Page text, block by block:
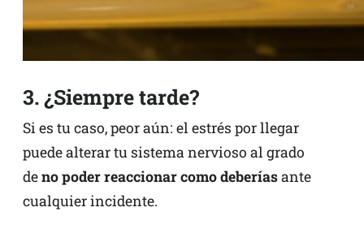
3. ¿Siempre tarde?
Si es tu caso, peor aún: el estrés por llegar
puede alterar tu sistema nervioso al grado
deno poder reaccionar como deberíasante
cualquier incidente.